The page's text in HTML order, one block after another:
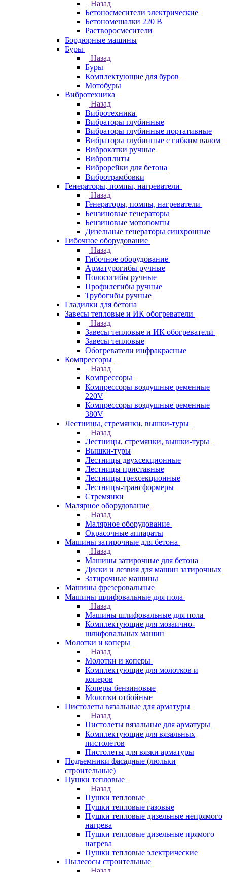
Назад
Бетоносмесители электрические
Бетономешалки 220 В
Растворосмесители
Бордюрные машины
Буры
Назад
Буры
Комплектующие для буров
Мотобуры
Вибротехника
Назад
Вибротехника
Вибраторы глубинные
Вибраторы глубинные портативные
Вибраторы глубинные с гибким валом
Виброкатки ручные
Виброплиты
Виброрейки для бетона
Вибротрамбовки
Генераторы, помпы, нагреватели
Назад
Генераторы, помпы, нагреватели
Бензиновые генераторы
Бензиновые мотопомпы
Дизельные генераторы синхронные
Гибочное оборудование
Назад
Гибочное оборудование
Арматурогибы ручные
Полосогибы ручные
Профилегибы ручные
Трубогибы ручные
Гладилки для бетона
Завесы тепловые и ИК обогреватели
Назад
Завесы тепловые и ИК обогреватели
Завесы тепловые
Обогреватели инфракрасные
Компрессоры
Назад
Компрессоры
Компрессоры воздушные ременные
220V
Компрессоры воздушные ременные
380V
Лестницы, стремянки, вышки-туры
Назад
Лестницы, стремянки, вышки-туры
Вышки-туры
Лестницы двухсекционные
Лестницы приставные
Лестницы трехсекционные
Лестницы-трансформеры
Стремянки
Малярное оборудование
Назад
Малярное оборудование
Окрасочные аппараты
Машины затирочные для бетона
Назад
Машины затирочные для бетона
Диски и лезвия для машин затирочных
Затирочные машины
Машины фрезеровальные
Машины шлифовальные для пола
Назад
Машины шлифовальные для пола
Комплектующие для мозаично-
шлифовальных машин
Молотки и коперы
Назад
Молотки и коперы
Комплектующие для молотков и
коперов
Коперы бензиновые
Молотки отбойные
Пистолеты вязальные для арматуры
Назад
Пистолеты вязальные для арматуры
Комплектующие для вязальных
пистолетов
Пистолеты для вязки арматуры
Подъемники фасадные (люльки
строительные)
Пушки тепловые
Назад
Пушки тепловые
Пушки тепловые газовые
Пушки тепловые дизельные непрямого
нагрева
Пушки тепловые дизельные прямого
нагрева
Пушки тепловые электрические
Пылесосы строительные